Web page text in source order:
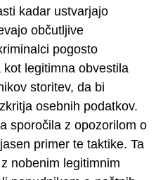
kadar ustvarjajo
občutljive
pogosto
legitimna obvestila
storitev, da bi
osebnih podatkov.
sporočila z opozorilom o
primer te taktike. Ta
nobenim legitimnim